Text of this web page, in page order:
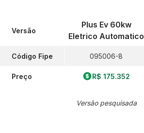
Versão
Código Fipe
Preço
Plus Ev 60kw
Eletrico Automatico
095006-8
R$ 175.352
Versão pesquisada